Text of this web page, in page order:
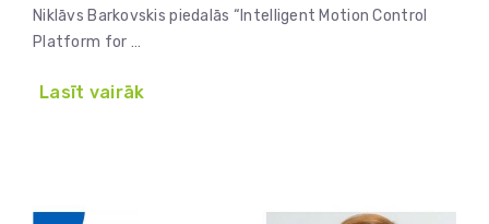
Niklāvs Barkovskis piedalās “Intelligent Motion Control
Platform for …
Lasīt vairāk